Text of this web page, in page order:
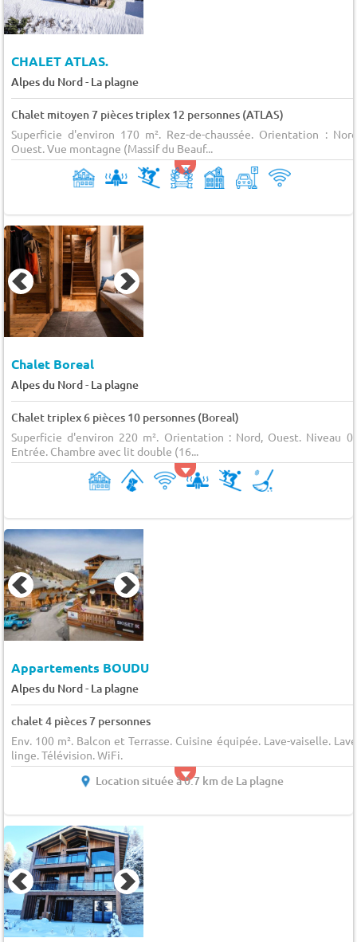
CHALET ATLAS.
Alpes du Nord- La plagne
Chalet mitoyen 7 pièces triplex 12 personnes (ATLAS)
Superficie d'environ 170 m². Rez-de-chaussée. Orientation :
Ouest. Vue montagne (Massif du Beauf...
Chalet Boreal
Alpes du Nord- La plagne
Chalet triplex 6 pièces 10 personnes (Boreal)
Superficie d'environ 220 m². Orientation : Nord, Ouest. Niveau 0
Entrée. Chambre avec lit double (16...
Appartements BOUDU
Alpes du Nord- La plagne
chalet 4 pièces 7 personnes
Env. 100 m². Balcon et Terrasse. Cuisine équipée. Lave-vaiselle.
linge. Télévision. WiFi.
Location située à 0.7 km de La plagne